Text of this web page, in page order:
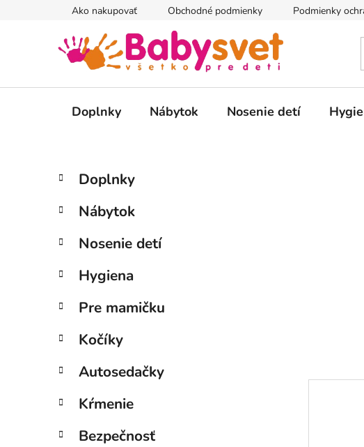
Ako nakupovať Obchodné podmienky Podmienky
Doplnky Nábytok Nosenie detí
B
č
ý
a
n
e
l
Preskočiť
kategórie
K
a
e
ó
i
Doplnky
Nábytok
Nosenie detí
Hygiena
Pre mamičku
Kočíky
Autosedačky
Kŕmenie
Bezpečnosť